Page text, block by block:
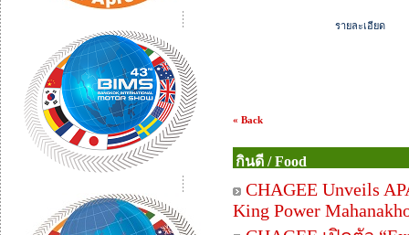
รายละเอียด
« Back
กินดี / Food
CHAGEE Unveils
King Power